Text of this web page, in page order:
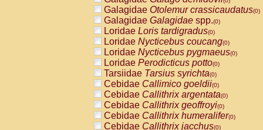
Galagidae Otolemur crassicaudatus(0)
Galagidae Galagidae spp.(0)
Loridae Loris tardigradus(0)
Loridae Nycticebus coucang(0)
Loridae Nycticebus pygmaeus(0)
Loridae Perodicticus potto(0)
Tarsiidae Tarsius syrichta(0)
Cebidae Callimico goeldii(0)
Cebidae Callithrix argentata(0)
Cebidae Callithrix geoffroyi(0)
Cebidae Callithrix humeralifer(0)
Cebidae Callithrix jacchus(0)